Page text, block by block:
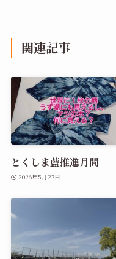
関連記事
とくしま藍推進月間
2026年5月27日